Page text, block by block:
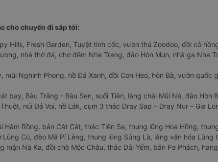
cho chuyến đi sắp tới:
Hills, Fresh Garden, Tuyệt tình cốc, vườn thú Zoodoo, đồi cỏ
nhà thờ đá, chợ đêm Nha Trang, đảo Hòn Mun, nhà ga Nha
mũi Nghinh Phong, hồ Đá Xanh, đồi Con Heo, hòn Bà, vườn quốc
bay, Bàu Trắng - Bàu Sen, suối Tiên, làng chài Mũi Né, đảo Hòn
núi Đá Voi, hồ Lắk, cụm 3 thác Dray Sap – Dray Nur – Gia
Hàm Rồng, bản Cát Cát, thác Tiên Sa, thung lũng Hoa Hồng,
Cú, đèo Mã Pí Lèng, thung lũng Sủng Là, làng văn hóa Lũng
mận Nà Ka, đồi chè Mộc Châu, thác Dải Yếm, bản Pa Phách,